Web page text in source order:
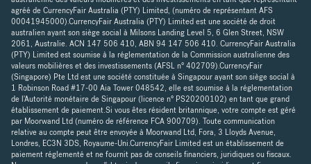
agréé de CurrencyFair Australia (PTY) Limited, (numéro de représentant AFS
00041945000).CurrencyFair Australia (PTY) Limited est une société de droit
australien ayant son siège social à Milsons Landing Level 5, 6 Glen Street, NSW
2061, Australie. ACN 147 506 410, ABN 94 147 506 410. CurrencyFair Australia
(PTY) Limited est soumise à la réglementation de la Commission australienne des
valeurs mobilières et des investissements (AFSL n° 402709).CurrencyFair
(Singapore) Pte Ltd est une société constituée à Singapour ayant son siège social à
1 Robinson Road #17-00 Aia Tower 048542, elle est soumise à la réglementation
de l'Autorité monétaire de Singapour (licence n° PS20200102) en tant que grand
établissement de paiement.Si vous êtes résident britannique, votre compte est géré
par Moorwand Ltd (numéro de référence FCA 900709). Toute communication
relative au compte peut être envoyée à Moorwand Ltd, Fora, 3 Lloyds Avenue,
Londres, EC3N 3DS, Royaume-Uni.CurrencyFair Limited est un établissement de
paiement réglementé et ne fournit pas de conseils financiers, juridiques ou fiscaux.